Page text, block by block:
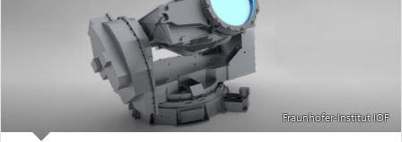
Fraunhofer-Institut IOF